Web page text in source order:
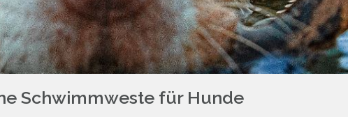
Schwimmweste für Hunde